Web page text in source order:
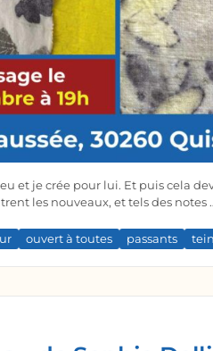
et je crée pour lui. Et puis cela
les nouveaux, et tels des notes
ouvert à toutes passants